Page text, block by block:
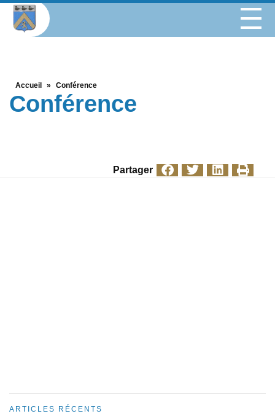
Accueil » Conférence
Conférence
Partager
ARTICLES RÉCENTS